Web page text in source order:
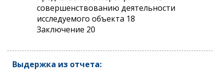
совершенствованию деятельности
исследуемого объекта 18
Заключение 20
Выдержка из отчета: